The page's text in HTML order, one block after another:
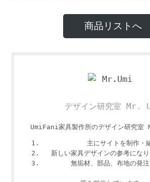
商品リストへ
デザイン研究室 Mr.
UmiFani家具製作所のデザイン研究室
主にサイトを制作・
新しい家具デザインの参考にな
無垢材、部品、布地の発